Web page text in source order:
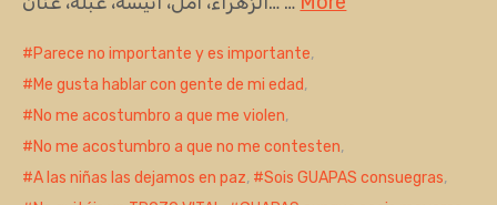
Parece no importante y es importante,
Me gusta hablar con gente de mi edad,
No me acostumbro a que me violen,
No me acostumbro a que no me contesten,
A las niñas las dejamos en paz, Sois GUAPAS consuegras,